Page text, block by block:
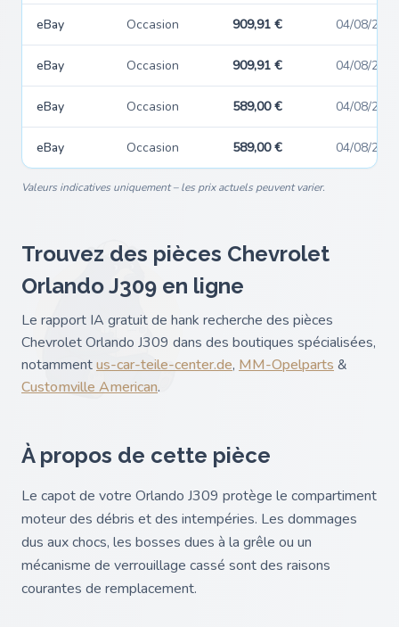
eBay Occasion 909,91 € 04/08/2026
eBay Occasion 909,91 € 04/08/2026
eBay Occasion 589,00 € 04/08/2026
eBay Occasion 589,00 € 04/08/2026
Valeurs indicatives uniquement – les prix actuels peuvent varier.
Trouvez des pièces Chevrolet
Orlando J309 en ligne
Le rapport IA gratuit de hank recherche des pièces
Chevrolet Orlando J309 dans des boutiques spécialisées,
notammentus-car-teile-center.de, MM-Opelparts &
Customville American.
À propos de cette pièce
Le capot de votre Orlando J309 protège le compartiment
moteur des débris et des intempéries. Les dommages
dus aux chocs, les bosses dues à la grêle ou un
mécanisme de verrouillage cassé sont des raisons
courantes de remplacement.